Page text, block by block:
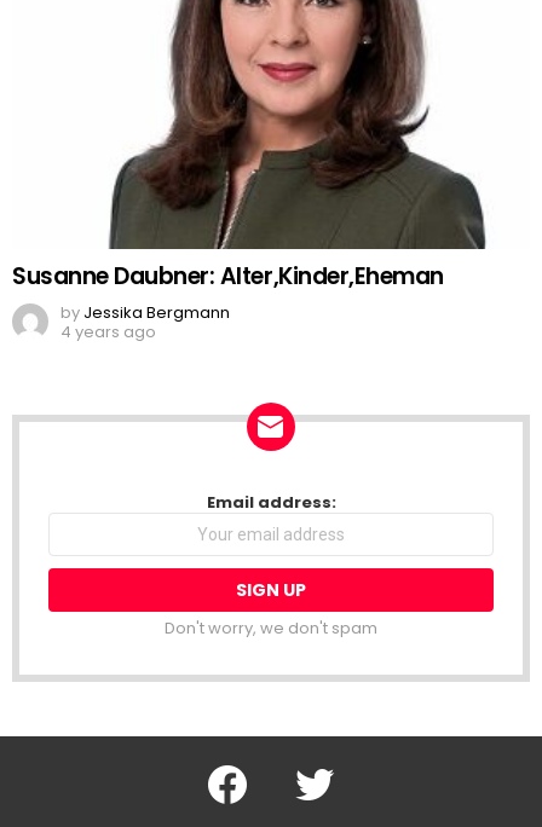
Susanne Daubner: Alter,Kinder,Eheman
by Jessika Bergmann
4 years ago
Email address:
Don't worry, we don't spam
Facebook Twitter